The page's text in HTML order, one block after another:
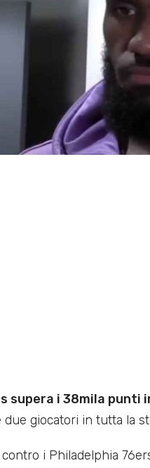
supera i 38mila punti
giocatori in tutta la
i Philadelphia